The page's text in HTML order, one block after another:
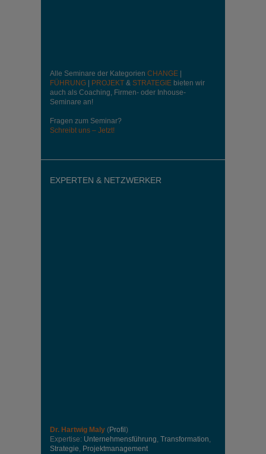
Alle Seminare der Kategorien CHANGE
FÜHRUNG
PROJEKT & STRATEGIE bieten wir
auch als Coaching, Firmen- oder Inhouse-
Seminare an!
Fragen zum Seminar?
Schreibt uns – Jetzt!
EXPERTEN & NETZWERKER
Dr. Hartwig Maly (Profil )
Expertise: Unternehmensführung, Transformation,
Strategie, Projektmanagement